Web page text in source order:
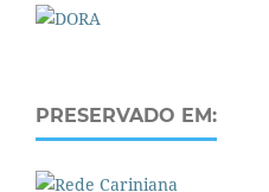
PRESERVADO EM: